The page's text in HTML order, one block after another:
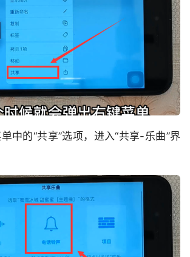
中的“共享”选项，进入“共享-乐曲”界